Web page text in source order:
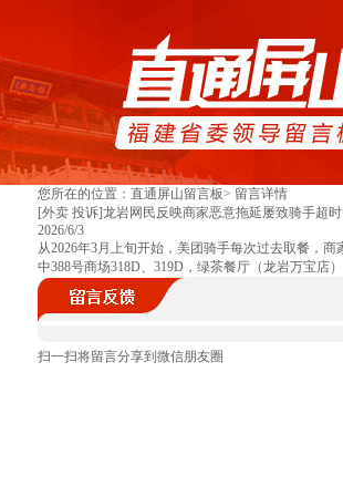
您所在的位置：直通屏山留言板> 留言详情
[外卖 投诉]龙岩网民反映商家恶意拖延屡致骑手超时
2026/6/3
从2026年3月上旬开始，美团骑手每次过去取餐，
中388号商场318D、319D，绿茶餐厅（龙岩万宝店
扫一扫将留言分享到微信朋友圈